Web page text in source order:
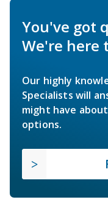
You've got
We're here
Our highly
Specialists will
might have
options.